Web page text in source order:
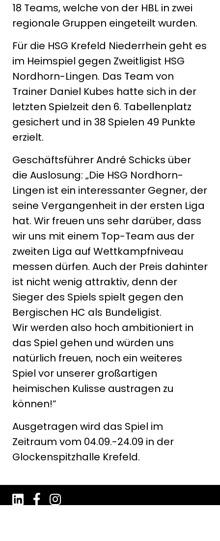
18 Teams, welche von der HBL in zwei
regionale Gruppen eingeteilt wurden.
Für die HSG Krefeld Niederrhein geht es
im Heimspiel gegen Zweitligist HSG
Nordhorn-Lingen. Das Team von
Trainer Daniel Kubes hatte sich in der
letzten Spielzeit den 6. Tabellenplatz
gesichert und in 38 Spielen 49 Punkte
erzielt.
Geschäftsführer André Schicks über
die Auslosung: „Die HSG Nordhorn-
Lingen ist ein interessanter Gegner, der
seine Vergangenheit in der ersten Liga
hat. Wir freuen uns sehr darüber, dass
wir uns mit einem Top-Team aus der
zweiten Liga auf Wettkampfniveau
messen dürfen. Auch der Preis dahinter
ist nicht wenig attraktiv, denn der
Sieger des Spiels spielt gegen den
Bergischen HC als Bundeligist.
Wir werden also hoch ambitioniert in
das Spiel gehen und würden uns
natürlich freuen, noch ein weiteres
Spiel vor unserer großartigen
heimischen Kulisse austragen zu
können!“
Ausgetragen wird das Spiel im
Zeitraum vom 04.09.-24.09 in der
Glockenspitzhalle Krefeld.